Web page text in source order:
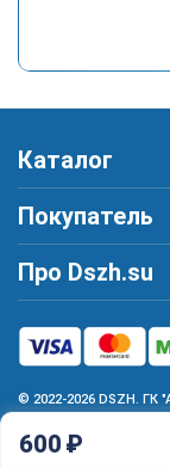
600 ₽
Каталог
Покупатель
Про Dszh.su
© 2022-2026 DSZH.